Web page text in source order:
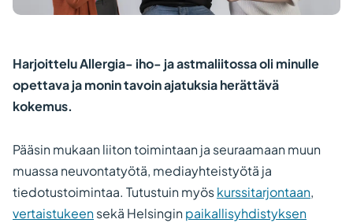
Harjoittelu Allergia- iho- ja astmaliitossa oli minulle
opettava ja monin tavoin ajatuksia herättävä
kokemus.
Pääsin mukaan liiton toimintaan ja seuraamaan muun
muassa neuvontatyötä, mediayhteistyötä ja
tiedotustoimintaa. Tutustuin myöskurssitarjontaan,
vertaistukeensekä Helsinginpaikallisyhdistyksen